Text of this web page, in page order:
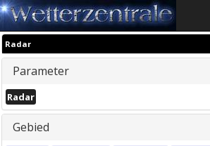
Radar
Parameter
Radar
Gebied